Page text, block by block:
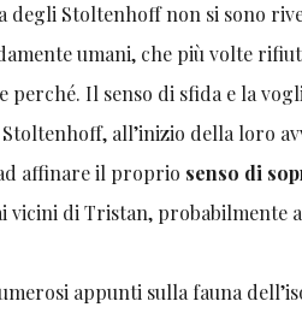
degli Stoltenhoff non si sono
umani, che più volte
perché. Il senso di sfida e la
all’inizio della loro
affinare il proprio senso di
vicini di Tristan, probabilmente
appunti sulla fauna